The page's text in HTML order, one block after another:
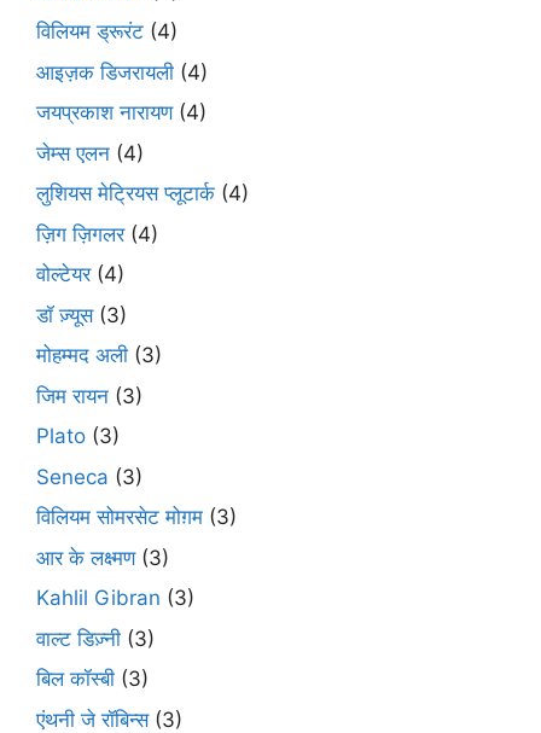
विलियम ड्रूरंट (4)
आइज़क डिजरायली (4)
जयप्रकाश नारायण(4)
जेम्स एलन (4)
लुशियस मेट्रियस प्लूटार्क (4)
ज़िग ज़िगलर(4)
वोल्टेयर(4)
डॉ ज़्यूस(3)
मोहम्मद अली (3)
जिम रायन (3)
Plato (3)
Seneca (3)
विलियम सोमरसेट मोग़म (3)
आर के लक्ष्मण(3)
Kahlil Gibran (3)
वाल्ट डिज़्नी (3)
बिल कॉस्बी (3)
एंथनी जे रॉबिन्स(3)